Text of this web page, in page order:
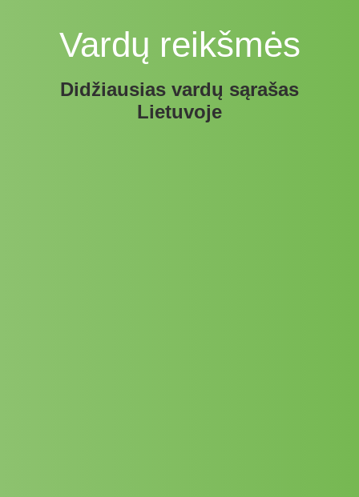
Vardų reikšmės
Didžiausias vardų sąrašas
Lietuvoje